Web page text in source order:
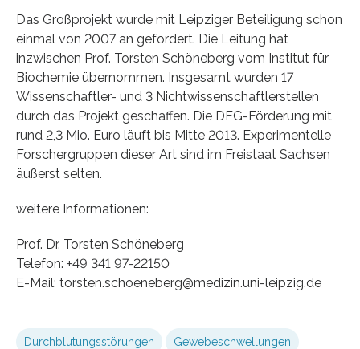
Das Großprojekt wurde mit Leipziger Beteiligung schon
einmal von 2007 an gefördert. Die Leitung hat
inzwischen Prof. Torsten Schöneberg vom Institut für
Biochemie übernommen. Insgesamt wurden 17
Wissenschaftler- und 3 Nichtwissenschaftlerstellen
durch das Projekt geschaffen. Die DFG-Förderung mit
rund 2,3 Mio. Euro läuft bis Mitte 2013. Experimentelle
Forschergruppen dieser Art sind im Freistaat Sachsen
äußerst selten.
weitere Informationen:
Prof. Dr. Torsten Schöneberg
Telefon: +49 341 97-22150
E-Mail: torsten.schoeneberg@medizin.uni-leipzig.de
Durchblutungsstörungen Gewebeschwellungen